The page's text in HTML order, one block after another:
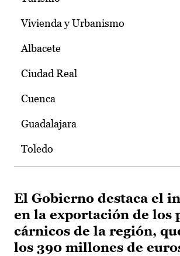
Vivienda y Urbanismo
Albacete
Ciudad Real
Cuenca
Guadalajara
Toledo
El Gobierno destaca el
en la exportación de los
cárnicos de la región,
los 390 millones de